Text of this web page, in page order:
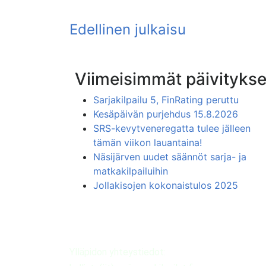
Viimeisimmät
Sarjakilpailu 5, FinRating peruttu
Kesäpäivän purjehdus 15.8.2026
SRS-kevytveneregatta tulee jälleen
tämän viikon lauantaina!
Näsijärven uudet säännöt sarja- ja
matkakilpailuihin
Jollakisojen kokonaistulos 2025